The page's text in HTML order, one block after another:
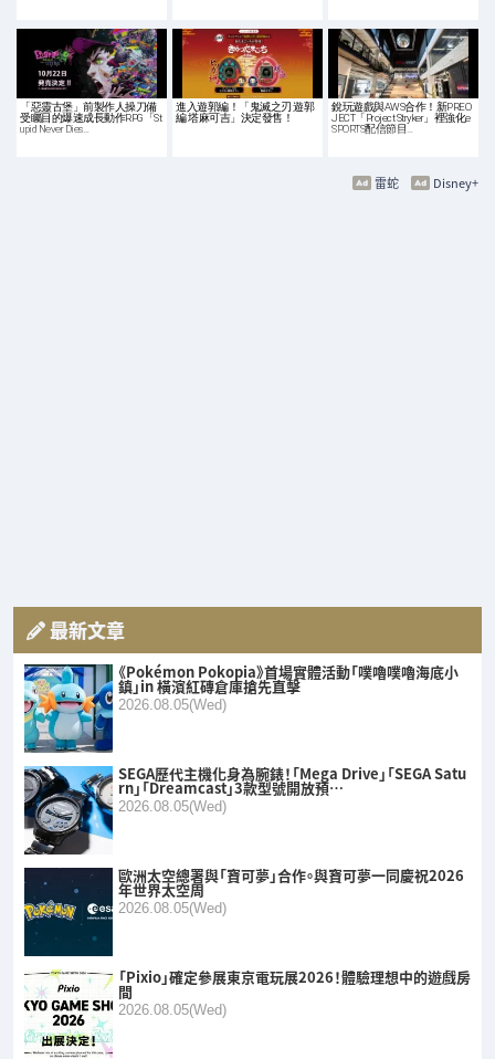
「惡靈古堡」前製作人操刀備
受矚目的爆速成長動作RPG「St
upid Never Dies…
進入遊郭編！「鬼滅之刃 遊郭
編 塔麻可吉」決定發售！
銳玩遊戲與AWS合作！新PREO
JECT「Project Stryker」裡強化e
SPORTS配信節目…
Disney+
雷蛇
最新文章
《Pokémon Pokopia》首場實體活動「噗嚕噗嚕海底小
鎮」in 橫濱紅磚倉庫搶先直擊
2026.08.05(Wed)
SEGA歷代主機化身為腕錶！「Mega Drive」「SEGA Satu
rn」「Dreamcast」3款型號開放預…
2026.08.05(Wed)
歐洲太空總署與「寶可夢」合作。與寶可夢一同慶祝2026
年世界太空周
2026.08.05(Wed)
「Pixio」確定參展東京電玩展2026！體驗理想中的遊戲房
間
2026.08.05(Wed)